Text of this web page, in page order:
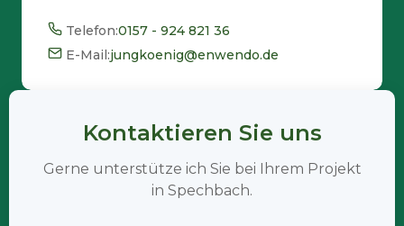
Telefon:0157 - 924 821 36
E-Mail:jungkoenig@enwendo.de
Kontaktieren Sie uns
Gerne unterstütze ich Sie bei Ihrem Projekt
in Spechbach.